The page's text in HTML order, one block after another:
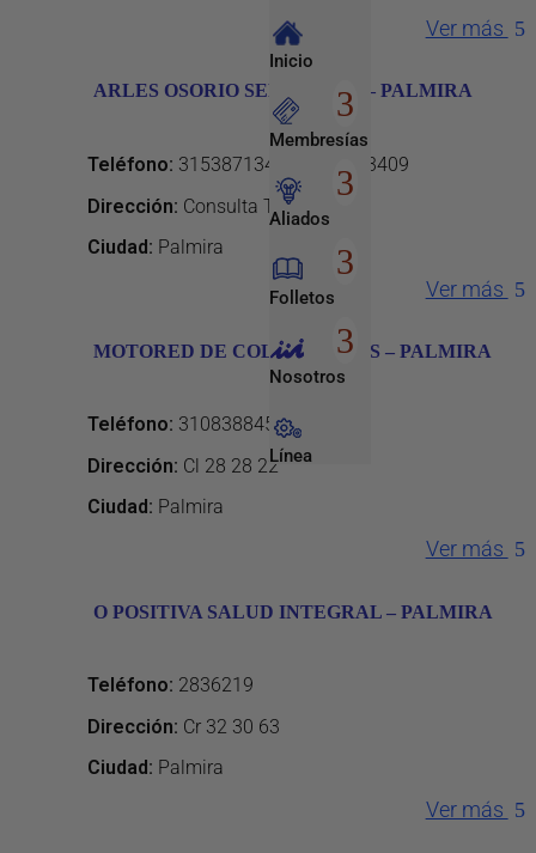
Inicio
Membresías
Aliados
Folletos
Nosotros
Línea
Empresarial
Ver más
ARLES OSORIO SEPULVEDA – PALMIRA
Teléfono: 3153871341 - 3124873409
Dirección: Consulta Telefonica
Ciudad: Palmira
Ver más
MOTORED DE COLOMBIA SAS – PALMIRA
Teléfono: 3108388455
Dirección: Cl 28 28 22
Ciudad: Palmira
Ver más
O POSITIVA SALUD INTEGRAL – PALMIRA
Teléfono: 2836219
Dirección: Cr 32 30 63
Ciudad: Palmira
Ver más